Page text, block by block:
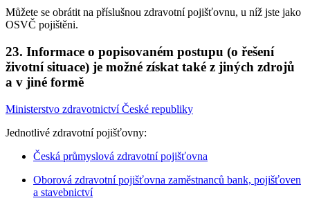
Můžete se obrátit na příslušnou zdravotní pojišťovnu, u níž jste jako
OSVČ pojištěni.
23. Informace o popisovaném postupu (o řešení
životní situace) je možné získat také z jiných zdrojů
a v jiné formě
Ministerstvo zdravotnictví České republiky
Jednotlivé zdravotní pojišťovny:
Česká průmyslová zdravotní pojišťovna
Oborová zdravotní pojišťovna zaměstnanců bank, pojišťoven
a stavebnictví